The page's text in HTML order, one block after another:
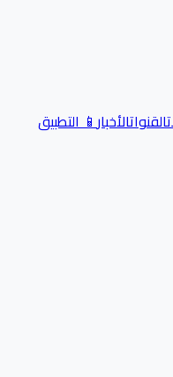
القنواتالأخبار📱 التطبيق